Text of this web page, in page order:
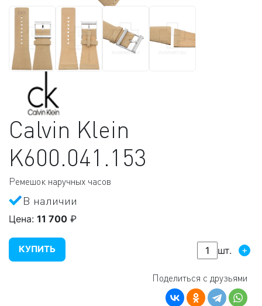
Calvin Klein
K600.041.153
Ремешок наручных часов
В наличии
Цена: 11 700 ₽
КУПИТЬ шт. +
Поделиться с друзьями